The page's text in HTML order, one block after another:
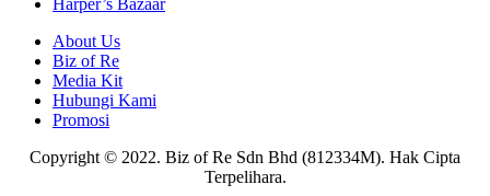
Harper’s Bazaar
About Us
Biz of Re
Media Kit
Hubungi Kami
Promosi
Copyright © 2022. Biz of Re Sdn Bhd (812334M). Hak Cipta
Terpelihara.